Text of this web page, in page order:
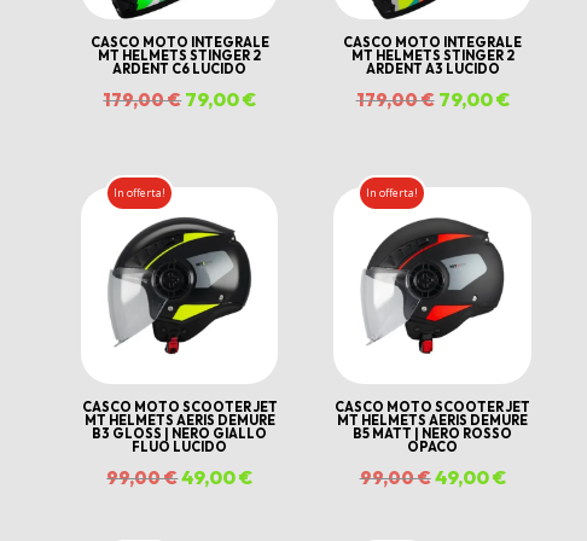
CASCO MOTO INTEGRALE
MT HELMETS STINGER 2
ARDENT C6 LUCIDO
179,00€Il
179,00 €.
79,00€Il
è:
CASCO MOTO INTEGRALE
MT HELMETS STINGER 2
ARDENT A3 LUCIDO
179,00€ Il
179,00 €.
79,00€Il
è:
In offerta!
CASCO MOTO SCOOTER JET
MT HELMETS AERIS DEMURE
B3 GLOSS | NERO GIALLO
FLUO LUCIDO
99,00€Il
49,00€Il
In offerta!
CASCO MOTO SCOOTER JET
MT HELMETS AERIS DEMURE
B5 MATT | NERO ROSSO
OPACO
99,00€Il
49,00€Il